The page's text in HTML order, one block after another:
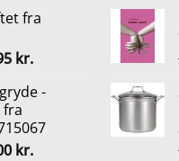
kr..
pris
432,00 kr..
fra
kr..
kr.Den
pris
269,95 kr..
-
fra
kr.Den